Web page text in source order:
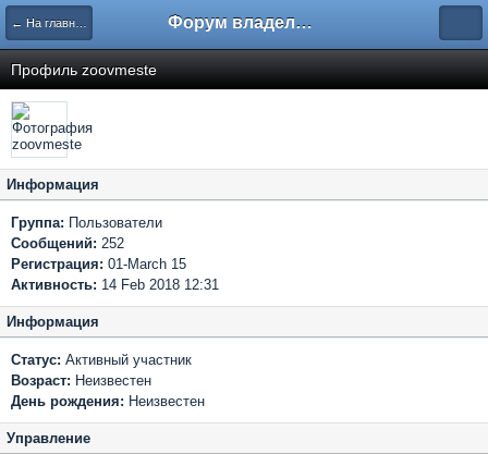
← На главную Форум владельцев интернет-магазинов
Профиль zoovmeste
Информация
Группа: Пользователи
Сообщений: 252
Регистрация: 01-March 15
Активность: 14 Feb 2018 12:31
Информация
Статус: Активный участник
Возраст: Неизвестен
День рождения: Неизвестен
Управление